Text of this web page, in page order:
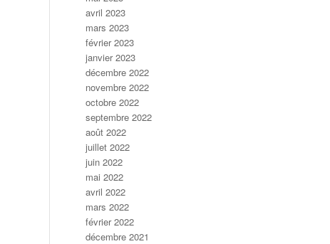
avril 2023
mars 2023
février 2023
janvier 2023
décembre 2022
novembre 2022
octobre 2022
septembre 2022
août 2022
juillet 2022
juin 2022
mai 2022
avril 2022
mars 2022
février 2022
décembre 2021